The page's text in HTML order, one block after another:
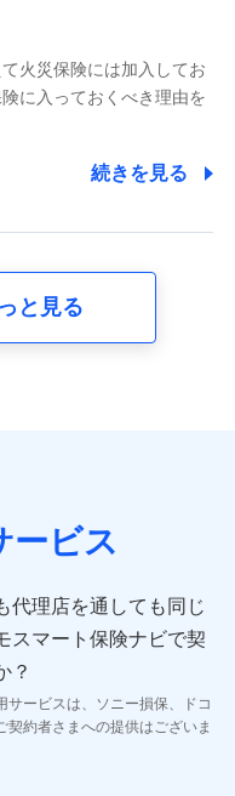
容の正確な把握のため
ため
提供業務、契約締結手
に法人向けASPサー
皆様に有用なお知らせ
火災保険には加入してお
に入っておくべき理由を
続きを見る
と見る
ービス
代理店を通しても同じ
スマート保険ナビで契
？
サービスは、ソニー損保、ドコ
約者さまへの提供はございま